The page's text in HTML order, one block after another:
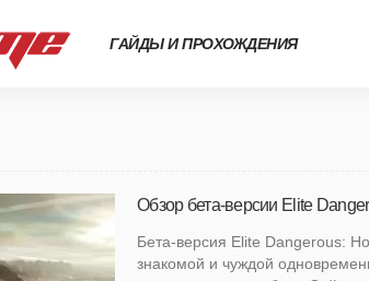
ГАЙДЫ И ПРОХОЖДЕНИЯ
Обзор бета-версии Elite
Бета-версия Elite Dangerous:
знакомой и чуждой